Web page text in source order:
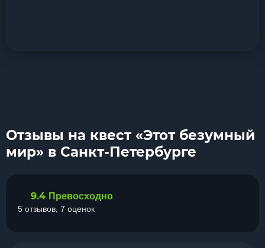
Отзывы на квест «Этот безумный
мир» в Санкт-Петербурге
9.4 Превосходно
5 отзывов, 7 оценок